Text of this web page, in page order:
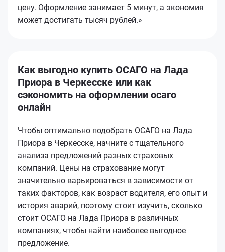
цену. Оформление занимает 5 минут, а экономия
может достигать тысяч рублей.»
Как выгодно купить ОСАГО на Лада
Приора в Черкесске или как
сэкономить на оформлении осаго
онлайн
Чтобы оптимально подобрать ОСАГО на Лада
Приора в Черкесске, начните с тщательного
анализа предложений разных страховых
компаний. Цены на страхование могут
значительно варьироваться в зависимости от
таких факторов, как возраст водителя, его опыт и
история аварий, поэтому стоит изучить, сколько
стоит ОСАГО на Лада Приора в различных
компаниях, чтобы найти наиболее выгодное
предложение.